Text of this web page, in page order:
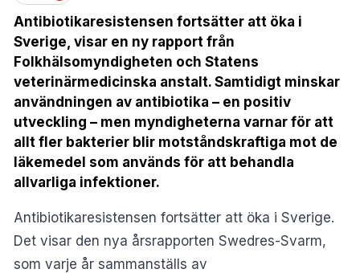
Antibiotikaresistensen fortsätter att öka i
Sverige, visar en ny rapport från
Folkhälsomyndigheten och Statens
veterinärmedicinska anstalt. Samtidigt minskar
användningen av antibiotika – en positiv
utveckling – men myndigheterna varnar för att
allt fler bakterier blir motståndskraftiga mot de
läkemedel som används för att behandla
allvarliga infektioner.
Antibiotikaresistensen fortsätter att öka i Sverige.
Det visar den nya årsrapporten Swedres-Svarm,
som varje år sammanställs av